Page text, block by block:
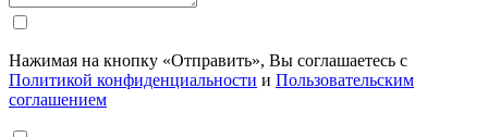
Нажимая на кнопку «Отправить», Вы соглашаетесь с
Политикой конфиденциальности и Пользовательским
соглашением